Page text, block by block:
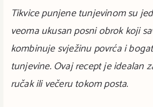
Tikvice punjene tunjevinom su
veoma ukusan posni obrok koji
kombinuje svježinu povrća i
tunjevine. Ovaj recept je idealan
ručak ili večeru tokom posta.